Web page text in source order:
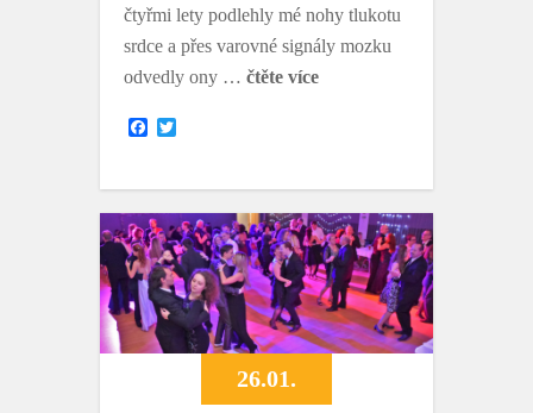
čtyřmi lety podlehly mé nohy tlukotu
srdce a přes varovné signály mozku
odvedly ony … čtěte více
F
o
o
k
e
r
26.01.